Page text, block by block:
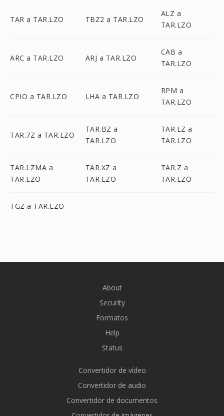
TAR a TAR.LZO TBZ2 a TAR.LZO
ALZ a
TAR.LZO
ARC a TAR.LZO ARJ a TAR.LZO
CAB a
TAR.LZO
CPIO a TAR.LZO LHA a TAR.LZO
RPM a
TAR.LZO
TAR.7Z a TAR.LZO
TAR.BZ a
TAR.LZO
TAR.LZ a
TAR.LZO
TAR.LZMA a
TAR.LZO
TAR.XZ a
TAR.LZO
TAR.Z a
TAR.LZO
TGZ a TAR.LZO
About
Security
Formatos
Help
Status
Convertidor de vídeo
Convertidor de audio
Convertidor de documentos